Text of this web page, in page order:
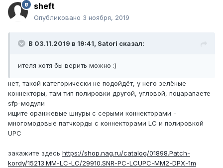
sheft
Опубликовано 3 ноября, 2019
В 03.11.2019 в 19:41, Satori сказал:
ителя хотя бы верить можно :)
нет, такой категорически не подойдёт, у него зелёные
коннекторы, там тип полировки другой, угловой, поцарапаете
sfp-модули
ищите оранжевые шнуры с серыми коннекторами -
многомодовые патчкорды с коннекторами LC и полировкой
UPC
закажите здесь https://shop.nag.ru/catalog/01898.Patch-
kordy/15213.MM-LC-LC/29910.SNR-PC-LCUPC-MM2-DPX-1m